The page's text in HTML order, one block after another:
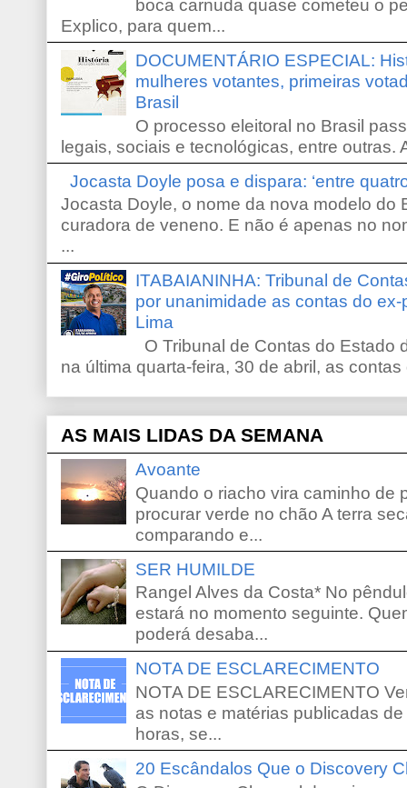
boca carnuda quase cometeu o
Explico, para quem...
DOCUMENTÁRIO ESPECIAL:
mulheres votantes, primeiras
Brasil
O processo eleitoral no Brasil
legais, sociais e tecnológicas, entre outras.
Jocasta Doyle posa e dispara: ‘entre
Jocasta Doyle, o nome da nova modelo do
curadora de veneno. E não é apenas no
...
ITABAIANINHA: Tribunal de
por unanimidade as contas do
Lima
O Tribunal de Contas do Estado
na última quarta-feira, 30 de abril, as
AS MAIS LIDAS DA SEMANA
Avoante
Quando o riacho vira caminho de
procurar verde no chão A terra
comparando e...
SER HUMILDE
Rangel Alves da Costa* No
estará no momento seguinte.
poderá desaba...
NOTA DE ESCLARECIMENTO
NOTA DE ESCLARECIMENTO
as notas e matérias publicadas
horas, se...
20 Escândalos Que o Discovery